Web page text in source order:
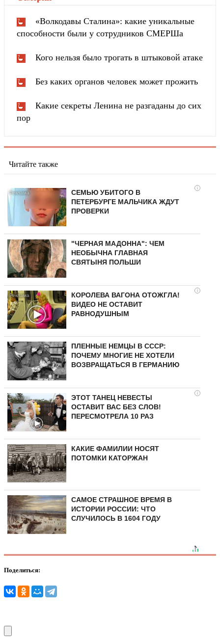
«Волкодавы Сталина»: какие уникальные
способности были у сотрудников СМЕРШа
Кого нельзя было трогать в штыковой атаке
Без каких органов человек может прожить
Какие секреты Ленина не разгаданы до сих
пор
Читайте также
i
СЕМЬЮ УБИТОГО В
ПЕТЕРБУРГЕ МАЛЬЧИКА ЖДУТ
ПРОВЕРКИ
"ЧЕРНАЯ МАДОННА": ЧЕМ
НЕОБЫЧНА ГЛАВНАЯ
СВЯТЫНЯ ПОЛЬШИ
i
КОРОЛЕВА ВАГОНА ОТОЖГЛА!
ВИДЕО НЕ ОСТАВИТ
РАВНОДУШНЫМ
ПЛЕННЫЕ НЕМЦЫ В СССР:
ПОЧЕМУ МНОГИЕ НЕ ХОТЕЛИ
ВОЗВРАЩАТЬСЯ В ГЕРМАНИЮ
i
ЭТОТ ТАНЕЦ НЕВЕСТЫ
ОСТАВИТ ВАС БЕЗ СЛОВ!
ПЕРЕСМОТРЕЛА 10 РАЗ
КАКИЕ ФАМИЛИИ НОСЯТ
ПОТОМКИ КАТОРЖАН
САМОЕ СТРАШНОЕ ВРЕМЯ В
ИСТОРИИ РОССИИ: ЧТО
СЛУЧИЛОСЬ В 1604 ГОДУ
Поделиться: